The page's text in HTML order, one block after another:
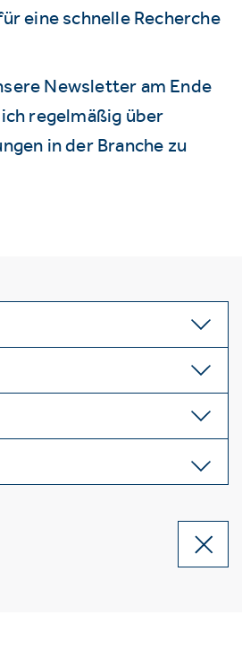
eine schnelle Recherche
Newsletter am Ende
regelmäßig über
in der Branche zu